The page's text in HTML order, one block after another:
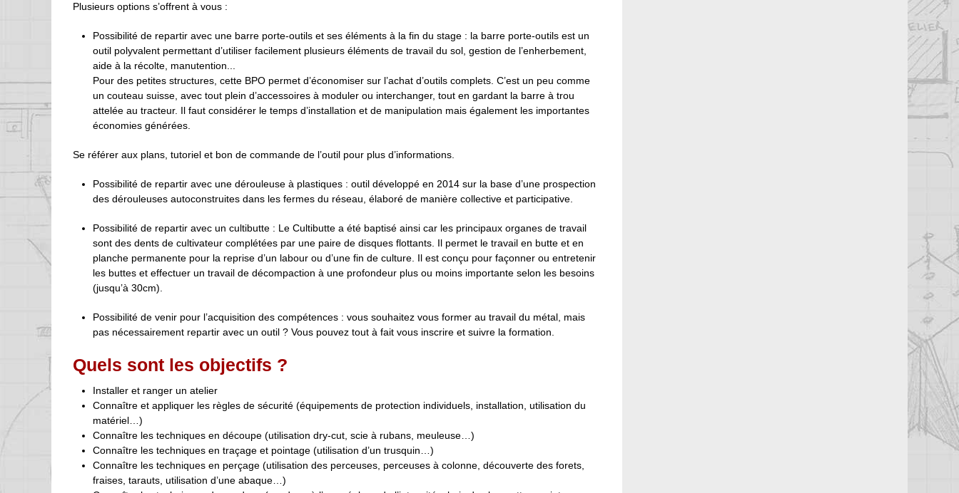
Plusieurs options s’offrent à vous :
Possibilité de repartir avec une barre porte-outils et ses éléments à la fin du stage : la barre porte-outils est un
outil polyvalent permettant d’utiliser facilement plusieurs éléments de travail du sol, gestion de l’enherbement,
aide à la récolte, manutention...
Pour des petites structures, cette BPO permet d’économiser sur l’achat d’outils complets. C’est un peu comme
un couteau suisse, avec tout plein d’accessoires à moduler ou interchanger, tout en gardant la barre à trou
attelée au tracteur. Il faut considérer le temps d’installation et de manipulation mais également les importantes
économies générées.
Se référer aux plans, tutoriel et bon de commande de l’outil pour plus d’informations.
Possibilité de repartir avec une dérouleuse à plastiques : outil développé en 2014 sur la base d’une prospection
des dérouleuses autoconstruites dans les fermes du réseau, élaboré de manière collective et participative.
Possibilité de repartir avec un cultibutte : Le Cultibutte a été baptisé ainsi car les principaux organes de travail
sont des dents de cultivateur complétées par une paire de disques flottants. Il permet le travail en butte et en
planche permanente pour la reprise d’un labour ou d’une fin de culture. Il est conçu pour façonner ou entretenir
les buttes et effectuer un travail de décompaction à une profondeur plus ou moins importante selon les besoins
(jusqu’à 30cm).
Possibilité de venir pour l’acquisition des compétences : vous souhaitez vous former au travail du métal, mais
pas nécessairement repartir avec un outil ? Vous pouvez tout à fait vous inscrire et suivre la formation.
Quels sont les objectifs ?
Installer et ranger un atelier
Connaître et appliquer les règles de sécurité (équipements de protection individuels, installation, utilisation du
matériel…)
Connaître les techniques en découpe (utilisation dry-cut, scie à rubans, meuleuse…)
Connaître les techniques en traçage et pointage (utilisation d’un trusquin…)
Connaître les techniques en perçage (utilisation des perceuses, perceuses à colonne, découverte des forets,
fraises, tarauts, utilisation d’une abaque…)